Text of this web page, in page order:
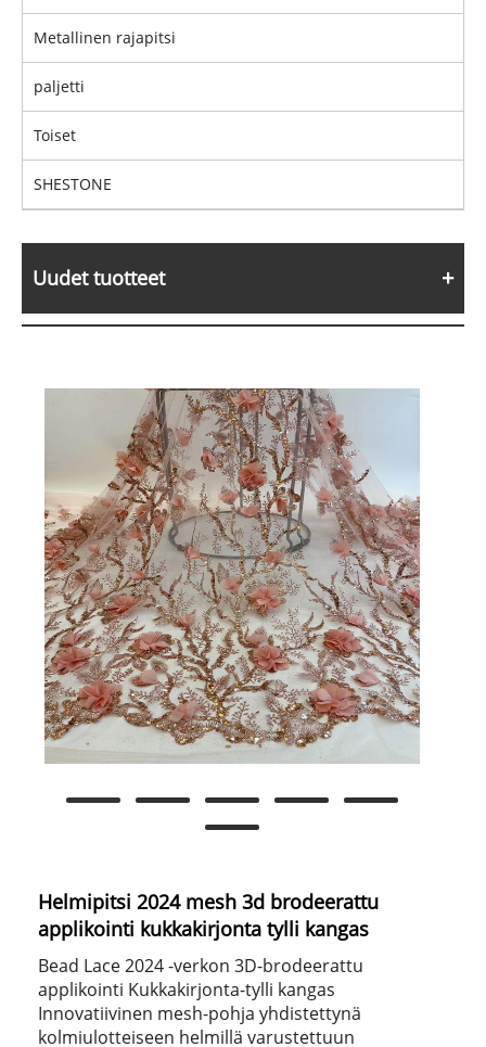
Metallinen rajapitsi
paljetti
Toiset
SHESTONE
Uudet tuotteet
Helmipitsi 2024 mesh 3d brodeerattu
applikointi kukkakirjonta tylli kangas
Bead Lace 2024 -verkon 3D-brodeerattu
applikointi Kukkakirjonta-tylli kangas
Innovatiivinen mesh-pohja yhdistettynä
kolmiulotteiseen helmillä varustettuun